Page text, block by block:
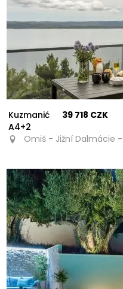
Kuzmanić
A4+2
39 718 CZK
Omiš - Jižní Dalmácie -